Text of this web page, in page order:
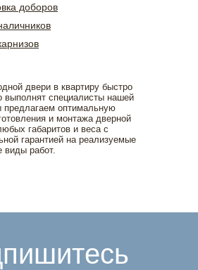
доборов
двери в квартиру быстро
выполнят специалисты нашей
оптимальную
и монтажа дверной
габаритов и веса с
гарантией на реализуемые
виды работ.